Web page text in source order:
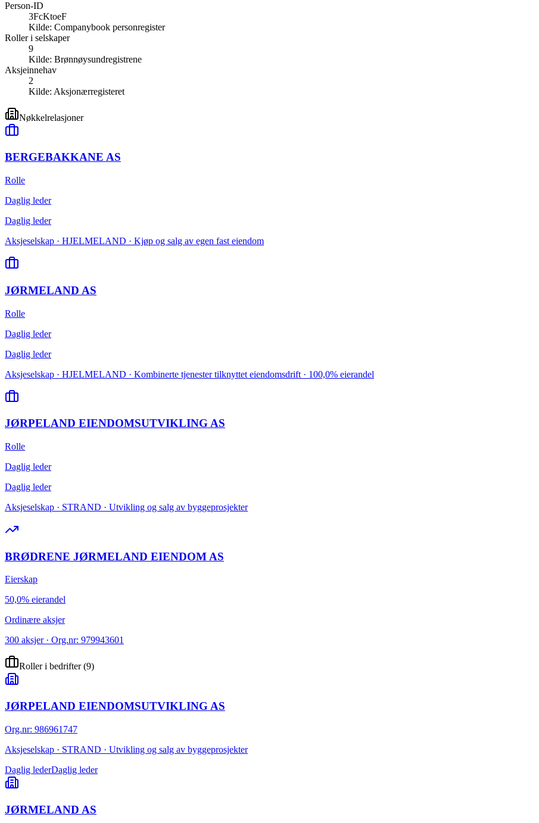
Person-ID
3FcKtoeF
Kilde: Companybook personregister
Roller i selskaper
9
Kilde: Brønnøysundregistrene
Aksjeinnehav
2
Kilde: Aksjonærregisteret
Nøkkelrelasjoner
BERGEBAKKANE AS
Rolle
Daglig leder
Daglig leder
Aksjeselskap · HJELMELAND · Kjøp og salg av egen fast eiendom
JØRMELAND AS
Rolle
Daglig leder
Daglig leder
Aksjeselskap · HJELMELAND · Kombinerte tjenester tilknyttet eiendomsdrift · 100,0% eierandel
JØRPELAND EIENDOMSUTVIKLING AS
Rolle
Daglig leder
Daglig leder
Aksjeselskap · STRAND · Utvikling og salg av byggeprosjekter
BRØDRENE JØRMELAND EIENDOM AS
Eierskap
50,0% eierandel
Ordinære aksjer
300 aksjer · Org.nr: 979943601
Roller i bedrifter(9)
JØRPELAND EIENDOMSUTVIKLING AS
Org.nr: 986961747
Aksjeselskap · STRAND · Utvikling og salg av byggeprosjekter
Daglig lederDaglig leder
JØRMELAND AS